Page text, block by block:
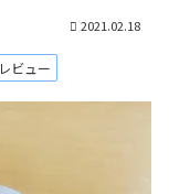
2021.02.18
ビュー